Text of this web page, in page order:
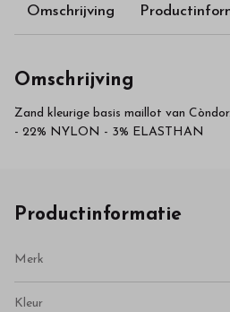
Omschrijving
Omschrijving
Zand kleurige basis maillot van
- 22% NYLON - 3% ELASTHAN
Productinformatie
Merk
Kleur